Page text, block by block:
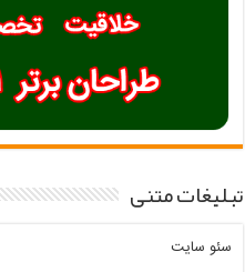
تبلیغات متنی
سئو سایت